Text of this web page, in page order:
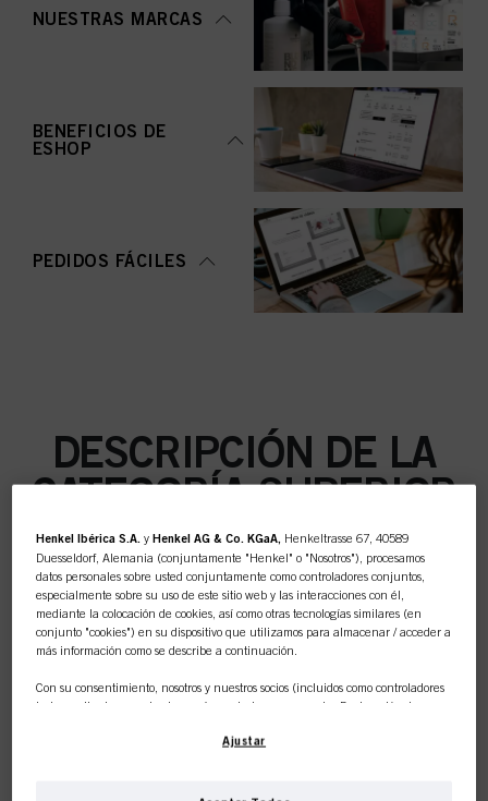
NUESTRAS MARCAS
BENEFICIOS DE
ESHOP
PEDIDOS FÁCILES
DESCRIPCIÓN DE LA
CATEGORÍA SUPERIOR
COLOR
Henkel Ibérica S.A. yHenkel AG & Co. KGaA, Henkeltrasse 67, 40589
Duesseldorf, Alemania (conjuntamente "Henkel" o "Nosotros"), procesamos
datos personales sobre usted conjuntamente como controladores conjuntos,
especialmente sobre su uso de este sitio web y las interacciones con él,
mediante la colocación de cookies, así como otras tecnologías similares (en
conjunto "cookies") en su dispositivo que utilizamos para almacenar / acceder a
más información como se describe a continuación.
Con su consentimiento, nosotros y nuestros socios (incluidos como controladores
independientes
conjuntos
según se designa en nuestra Declaración de
huellas dactilares y tecnologías similares") también utilizaremos cookies y
Ajustar